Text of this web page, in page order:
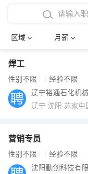
区域 月薪
4000-5000元
8000-12000元
12000-20000元
博士
文员
财务会计
网络IT
快递员
焊工
性别不限 经验不限
辽宁裕通石化机
辽宁 沈阳 苏家
营销专员
性别不限 经验不限
沈阳勤创科技有